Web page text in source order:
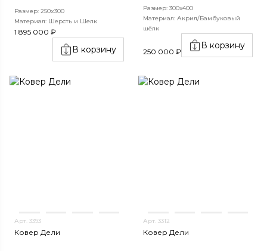
Размер: 250x300
Материал: Шерсть и Шелк
1 895 000 ₽
В корзину
Размер: 300х400
Материал: Акрил/Бамбуковый
шёлк
250 000 ₽
В корзину
Арт. 3393
Ковер Дели
Арт. 3312
Ковер Дели